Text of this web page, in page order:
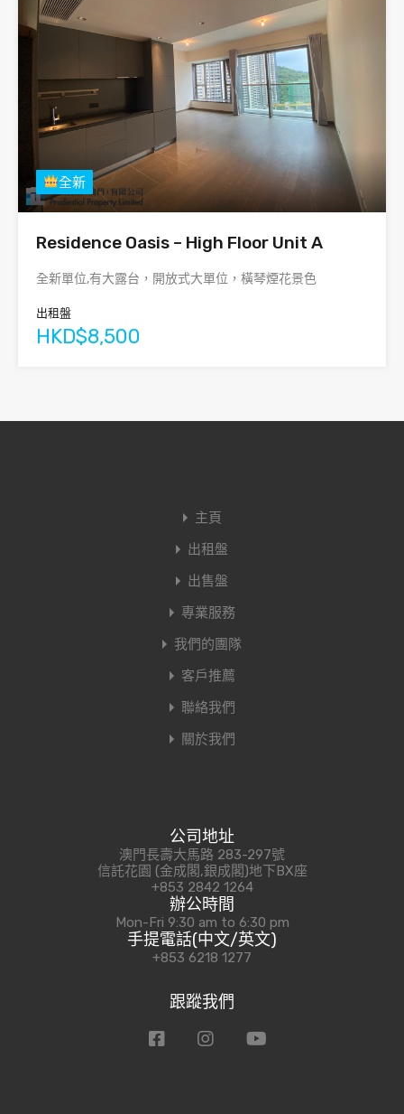
全新
Residence Oasis – High Floor Unit A
全新單位,有大露台，開放式大單位，橫琴煙花景色
出租盤
HKD$8,500
主頁
出租盤
出售盤
專業服務
我們的團隊
客戶推薦
聯絡我們
關於我們
公司地址
澳門長壽大馬路 283-297號
信託花園 (金成閣,銀成閣)地下BX座
+853 2842 1264
辦公時間
Mon-Fri 9:30 am to 6:30 pm
手提電話(中文/英文)
+853 6218 1277
跟蹤我們